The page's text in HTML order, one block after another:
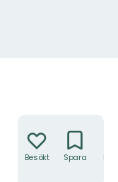
Besökt Spara